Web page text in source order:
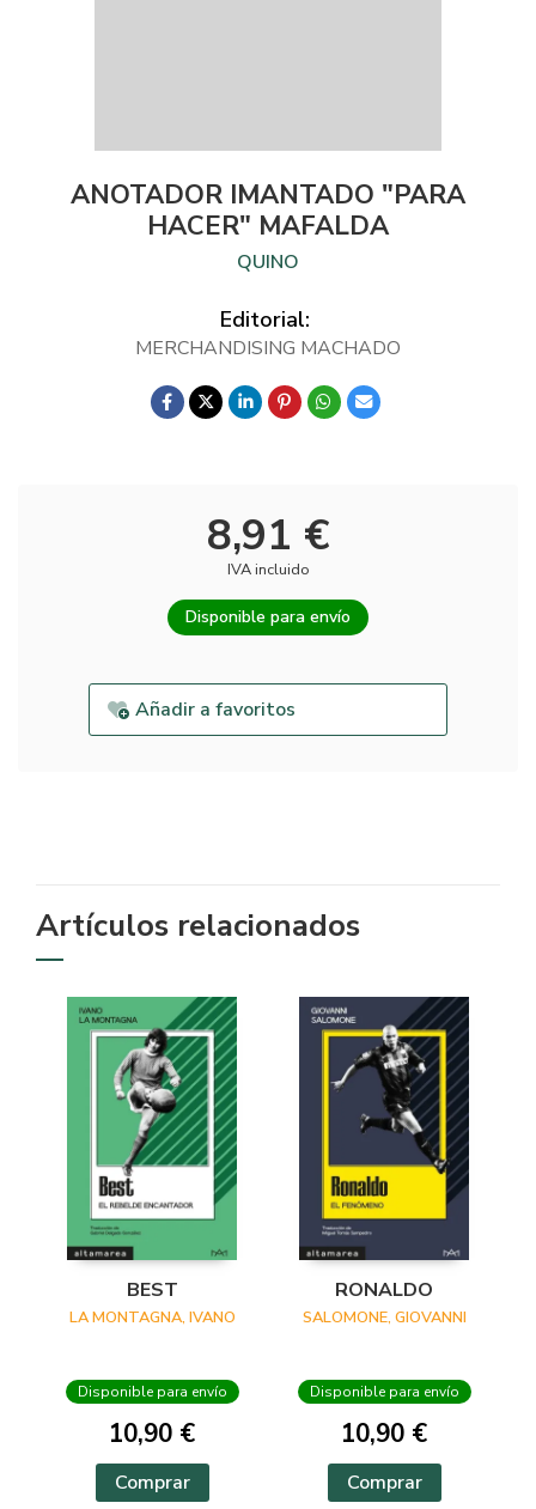
ANOTADOR IMANTADO "PARA
HACER" MAFALDA
QUINO
Editorial:
MERCHANDISING MACHADO
8,91 €
IVA incluido
Disponible para envío
Añadir a favoritos
Artículos relacionados
BEST
LA MONTAGNA, IVANO
Disponible para envío
10,90 €
Comprar
RONALDO
SALOMONE, GIOVANNI
Disponible para envío
10,90 €
Comprar